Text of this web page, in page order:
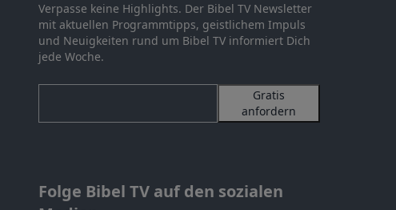
Verpasse keine Highlights. Der Bibel TV Newsletter
mit aktuellen Programmtipps, geistlichem Impuls
und Neuigkeiten rund um Bibel TV informiert Dich
jede Woche.
Gratis
anfordern
Folge Bibel TV auf den sozialen